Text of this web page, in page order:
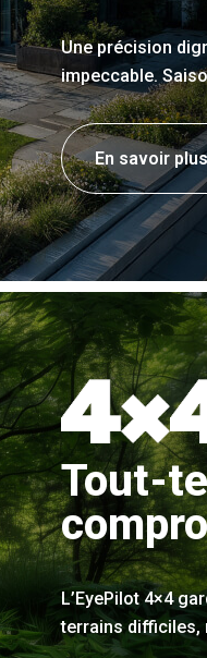
Une précision
impeccable.
En savoir plus
Tout-
L’EyePilot 4×4
terrains difficiles,